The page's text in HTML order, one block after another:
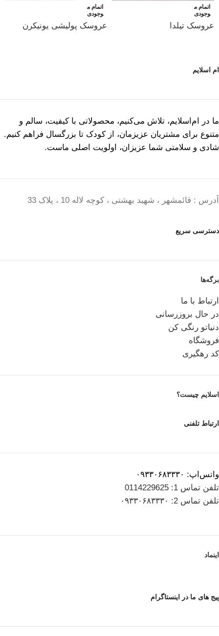
اتمام م
وجودی
عروسک تیلدا
اتمام م
وجودی
عروسک پولیشی یونیکرن
ام اسلایم
ما در ام‌اسلایم، تلاش می‌کنیم، محصولاتی با کیفیت، سالم و
متنوع برای مشتریان عزیزمان، از کودک تا بزرگسال فراهم کنیم.
شادی و سلامتی شما عزیزان، اولویت اصلی ماست.
آدرس : قائمشهر ، شهید بهشتی ، کوچه لاله 10 ، پلاک 33
دسترسی سریع
برگه‌ها
ارتباط با ما
در حال بروزرسانی
دنیاتو رنگی کن
فروشگاه
کد رهگیری
اسلایم چیست؟
ارتباط تلفنی
واتس‌اپ: ۰۹۳۳۰۶۸۳۳۳۰
تلفن تماس 1: 0114229625
تلفن تماس 2: ۰۹۳۳۰۶۸۳۳۳۰
اینماد
پیج های ما در اینستاگرام